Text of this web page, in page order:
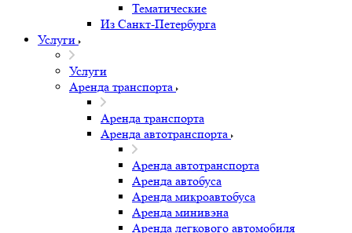
Тематические
Из Санкт-Петербурга
Услуги
Услуги
Аренда транспорта
Аренда транспорта
Аренда автотранспорта
Аренда автотранспорта
Аренда автобуса
Аренда микроавтобуса
Аренда минивэна
Аренда легкового автомобиля